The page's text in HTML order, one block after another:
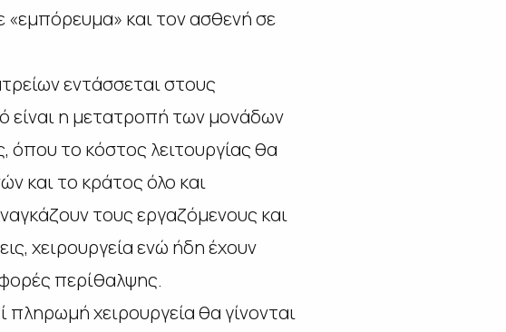
«εμπόρευμα» και τον ασθενή σε
εντάσσεται στους
είναι η μετατροπή των μονάδων
όπου το κόστος λειτουργίας θα
και το κράτος όλο και
τους εργαζόμενους και
χειρουργεία ενώ ήδη έχουν
περίθαλψης.
πληρωμή χειρουργεία θα γίνονται